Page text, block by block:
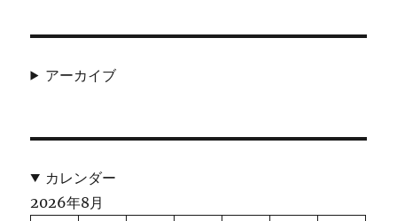
アーカイブ
カレンダー
2026年8月